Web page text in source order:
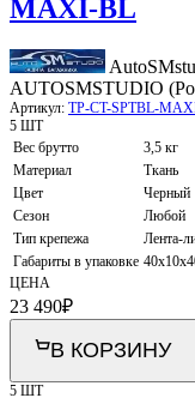
MAXI-BL
AUTOSMSTUDIO
Артикул: TP-CT-SPTBL-
5 ШТ
Вес брутто
3,5 кг
Материал
Ткань
Цвет
Черный
Сезон
Любой
Тип крепежа
Лента-
Габариты в упаковке
ЦЕНА
23 490₽
В КОРЗИНУ
5 ШТ